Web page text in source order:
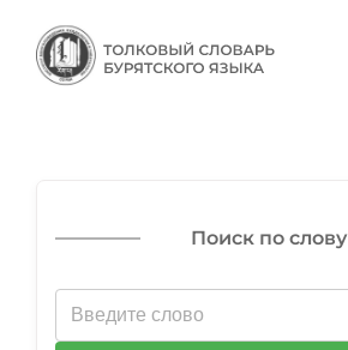
Поиск по слову